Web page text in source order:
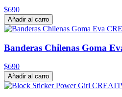
$690
Añadir al carro
Banderas Chilenas Goma
$690
Añadir al carro